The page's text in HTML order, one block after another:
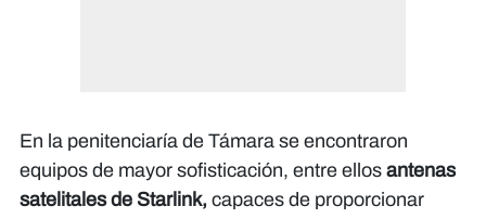
En la penitenciaría de Támara se encontraron
equipos de mayor sofisticación, entre ellos antenas
satelitales de Starlink, capaces de proporcionar